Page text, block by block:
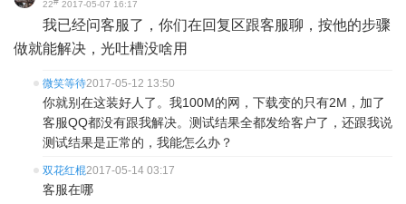
22 2017-05-07 16:17
我已经问客服了，你们在回复区跟客服聊，按他的步骤
做就能解决，光吐槽没啥用
微笑等待2017-05-12 13:50
你就别在这装好人了。我100M的网，下载变的只有2M，加了
客服QQ都没有跟我解决。测试结果全都发给客户了，还跟我说
测试结果是正常的，我能怎么办？
双花红棍2017-05-14 03:17
客服在哪